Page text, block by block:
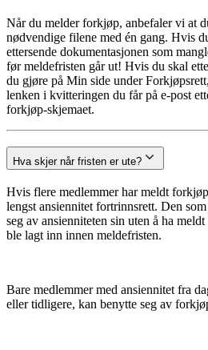
Når du melder forkjøp, anbefaler vi at
nødvendige filene med én gang. Hvis
ettersende dokumentasjonen som
før meldefristen går ut! Hvis du skal
du gjøre på Min side under
lenken i kvitteringen du får på e-post
forkjøp-skjemaet.
Hva skjer når fristen er ute?
Hvis flere medlemmer har meldt
lengst ansiennitet fortrinnsrett. Den
seg av ansienniteten sin uten å ha
ble lagt inn innen meldefristen.
Bare medlemmer med ansiennitet fra
eller tidligere, kan benytte seg av